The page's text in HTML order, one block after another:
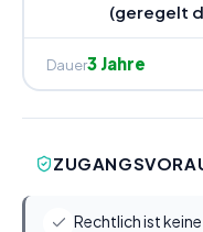
(geregelt
Dauer3 Jahre
Rechtlich ist